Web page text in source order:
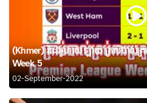
(Khmer) វីដេអូហាយឡាយ គ្រាប់បាល់គ្រ
Week 5
02-September-2022